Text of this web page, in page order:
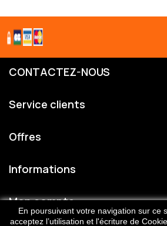
CONTACTEZ-NOUS
Service clients
Offres
Informations
Mon compte
En poursuivant votre navigation sur ce
acceptez l’utilisation et l'écriture de